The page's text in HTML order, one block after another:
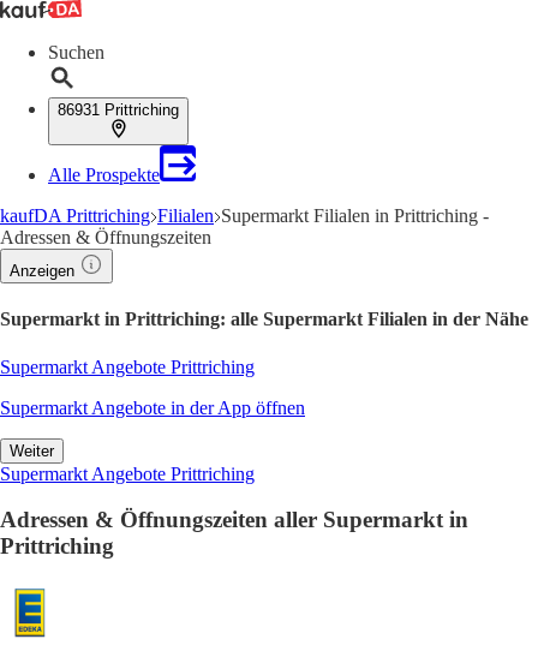
Suchen
86931 Prittriching
Alle Prospekte
kaufDA Prittriching Filialen Supermarkt Filialen in Prittriching -
Adressen & Öffnungszeiten
Anzeigen
Supermarkt in Prittriching: alle Supermarkt Filialen in der Nähe
Supermarkt Angebote Prittriching
Supermarkt Angebote in der App öffnen
Weiter
Supermarkt Angebote Prittriching
Adressen & Öffnungszeiten aller Supermarkt in
Prittriching